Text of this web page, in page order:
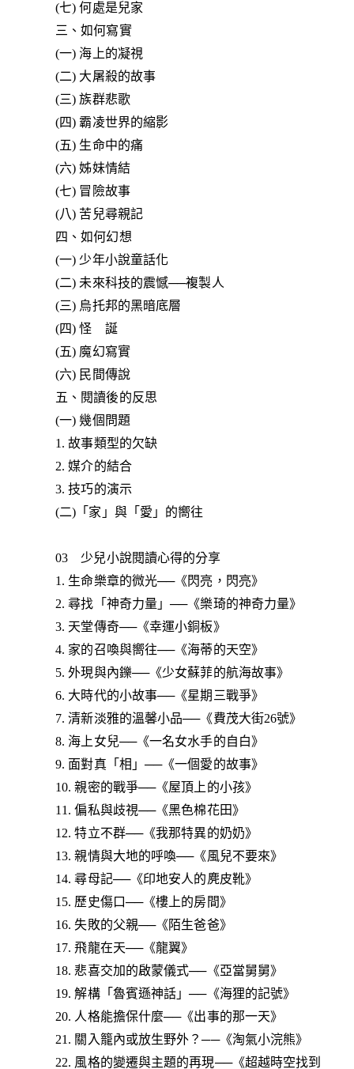
(七) 何處是兒家
三、如何寫實
(一) 海上的凝視
(二) 大屠殺的故事
(三) 族群悲歌
(四) 霸凌世界的縮影
(五) 生命中的痛
(六) 姊妹情結
(七) 冒險故事
(八) 苦兒尋親記
四、如何幻想
(一) 少年小說童話化
(二) 未來科技的震憾──複製人
(三) 烏托邦的黑暗底層
(四) 怪 誕
(五) 魔幻寫實
(六) 民間傳說
五、閱讀後的反思
(一) 幾個問題
1. 故事類型的欠缺
2. 媒介的結合
3. 技巧的演示
(二)「家」與「愛」的嚮往
03 少兒小說閱讀心得的分享
1. 生命樂章的微光──《閃亮，閃亮》
2. 尋找「神奇力量」──《樂琦的神奇力量》
3. 天堂傳奇──《幸運小銅板》
4. 家的召喚與嚮往──《海蒂的天空》
5. 外現與內鑠──《少女蘇菲的航海故事》
6. 大時代的小故事──《星期三戰爭》
7. 清新淡雅的溫馨小品──《費茂大街26號》
8. 海上女兒──《一名女水手的自白》
9. 面對真「相」──《一個愛的故事》
10. 親密的戰爭──《屋頂上的小孩》
11. 偏私與歧視──《黑色棉花田》
12. 特立不群──《我那特異的奶奶》
13. 親情與大地的呼喚──《風兒不要來》
14. 尋母記──《印地安人的麂皮靴》
15. 歷史傷口──《樓上的房間》
16. 失敗的父親──《陌生爸爸》
17. 飛龍在天──《龍翼》
18. 悲喜交加的啟蒙儀式──《亞當舅舅》
19. 解構「魯賓遜神話」──《海狸的記號》
20. 人格能擔保什麼──《出事的那一天》
21. 關入籠內或放生野外？──《淘氣小浣熊》
22. 風格的變遷與主題的再現──《超越時空找到